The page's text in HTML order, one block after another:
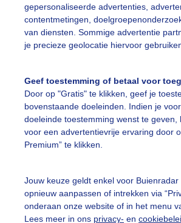
gepersonaliseerde advertenties,
contentmetingen,
van diensten. Sommige advertentie
je precieze geolocatie hiervoor
Geef toestemming of betaal voor
Door op "Gratis" te klikken, geef je
bovenstaande doeleinden. Indien je
doeleinde toestemming wenst te geven,
voor een advertentievrije ervaring door
Premium” te klikken.
Jouw keuze geldt enkel voor Buienradar
opnieuw aanpassen of intrekken via
onderaan onze website of in het menu
Lees meer in ons privacy- en
slideshow
vragen
De